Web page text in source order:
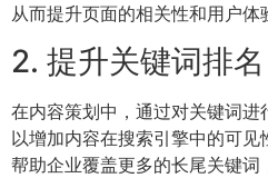
从而提升页面的相关性和用户体
2. 提升关键词排名
在内容策划中，通过对关键词
以增加内容在搜索引擎中的可
帮助企业覆盖更多的长尾关键